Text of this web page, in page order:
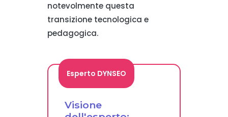
notevolmente questa
transizione tecnologica e
pedagogica.
Esperto DYNSEO
Visione